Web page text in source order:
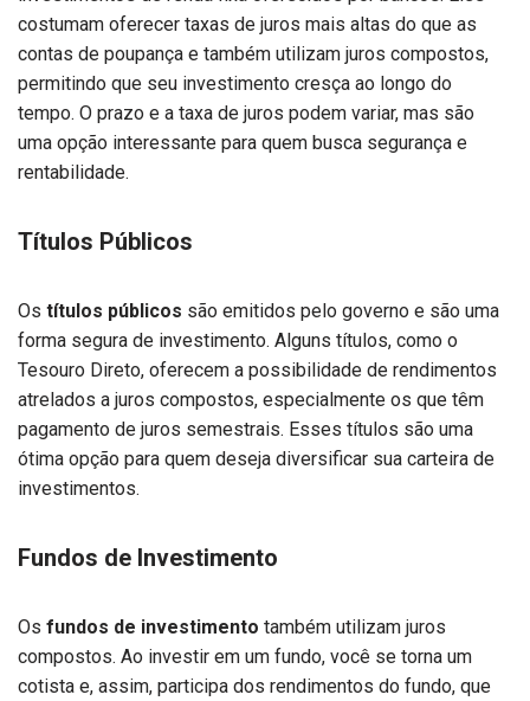
costumam oferecer taxas de juros mais altas do que as
contas de poupança e também utilizam juros compostos,
permitindo que seu investimento cresça ao longo do
tempo. O prazo e a taxa de juros podem variar, mas são
uma opção interessante para quem busca segurança e
rentabilidade.
Títulos Públicos
Os títulos públicos são emitidos pelo governo e são uma
forma segura de investimento. Alguns títulos, como o
Tesouro Direto, oferecem a possibilidade de rendimentos
atrelados a juros compostos, especialmente os que têm
pagamento de juros semestrais. Esses títulos são uma
ótima opção para quem deseja diversificar sua carteira de
investimentos.
Fundos de Investimento
Os fundos de investimento também utilizam juros
compostos. Ao investir em um fundo, você se torna um
cotista e, assim, participa dos rendimentos do fundo, que